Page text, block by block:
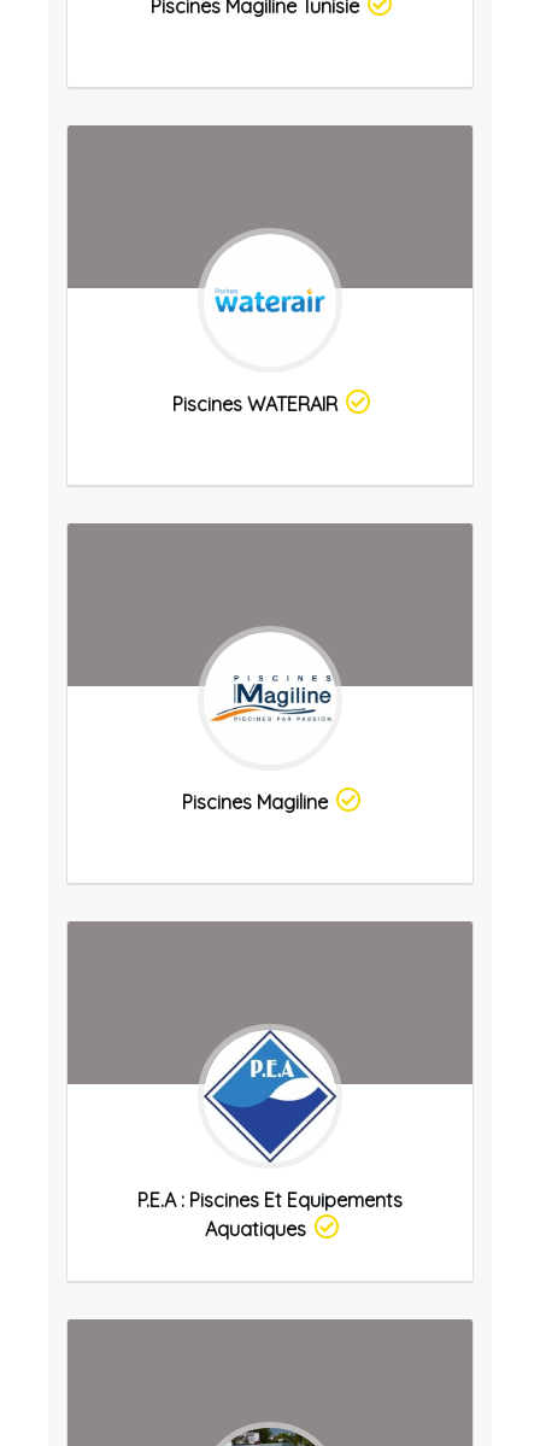
Piscines Magiline Tunisie
Piscines WATERAIR
Piscines Magiline
P.E.A : Piscines Et Equipements
Aquatiques